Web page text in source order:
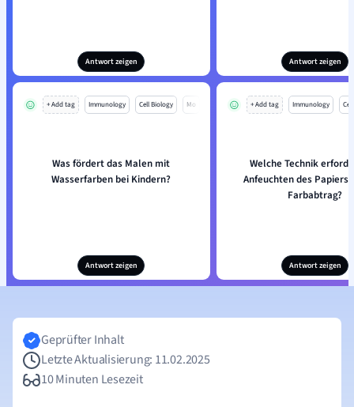
Antwort zeigen Antwort zeigen
+ Add tag Immunology Cell Biology Mo
Was fördert das Malen mit
Wasserfarben bei Kindern?
Antwort zeigen
+ Add tag Immunology
Welche Technik
Anfeuchten des Papiers
Farbabtrag?
Antwort zeigen
Geprüfter Inhalt
Letzte Aktualisierung: 11.02.2025
10 Minuten Lesezeit